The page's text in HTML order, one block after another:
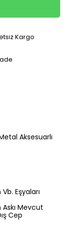
Kargo
Aksesuarlı
Eşyaları
Mevcut
Cep